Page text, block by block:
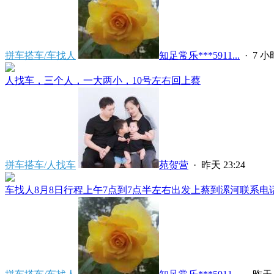
拼车搭车/车找人 知足常乐***5911... · 7 小
人找车，三个人，一大两小，10号左右回上蔡
拼车搭车/人找车 苑贺营 · 昨天 23:24
车找人8月8日行程上午7点到7点半左右出发上蔡到漯河联系电